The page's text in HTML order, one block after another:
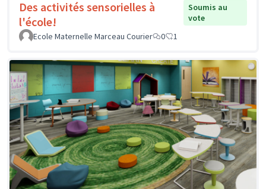
Des activités sensorielles à
l'école!
Soumis au
vote
Ecole Maternelle Marceau Courier
0 1